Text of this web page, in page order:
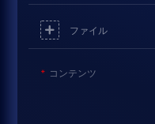
ファイル
コンテンツ